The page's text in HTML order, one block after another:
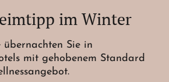
im Winter
übernachten Sie in
mit gehobenem Standard